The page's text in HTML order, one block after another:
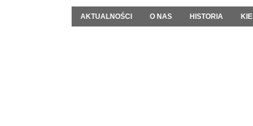
AKTUALNOŚCI O NAS HISTORIA